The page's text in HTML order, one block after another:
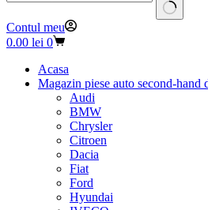
Niciun
rezultat
Contul meu
Coș
cumpărături
0.00 lei 0
Acasa
Magazin piese auto second-hand
Audi
BMW
Chrysler
Citroen
Dacia
Fiat
Ford
Hyundai